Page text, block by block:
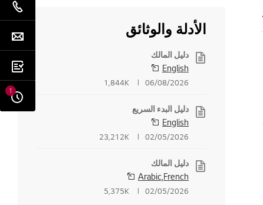
الأدلة والوثائق
دليل المالك
English
06/08/2026
1,844K
دليل البدء السريع
English
02/05/2026
23,212K
دليل المالك
Arabic,French
02/05/2026
5,375K
1